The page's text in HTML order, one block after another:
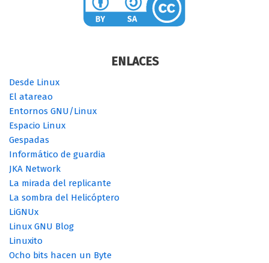
ENLACES
Desde Linux
El atareao
Entornos GNU/Linux
Espacio Linux
Gespadas
Informático de guardia
JKA Network
La mirada del replicante
La sombra del Helicóptero
LiGNUx
Linux GNU Blog
Linuxito
Ocho bits hacen un Byte